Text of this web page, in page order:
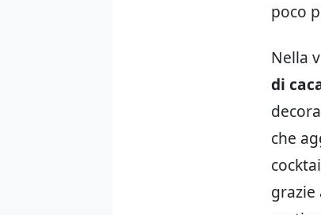
poco
Nella
di
che
grazie